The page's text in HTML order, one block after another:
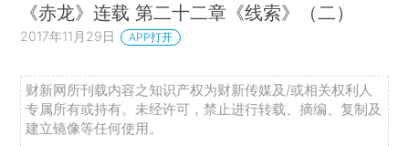
《赤龙》连载 第二十二章《线索》（二）
2017年11月29日 APP打开
财新网所刊载内容之知识产权为财新传媒及/或相关权利人
专属所有或持有。未经许可，禁止进行转载、摘编、复制及
建立镜像等任何使用。